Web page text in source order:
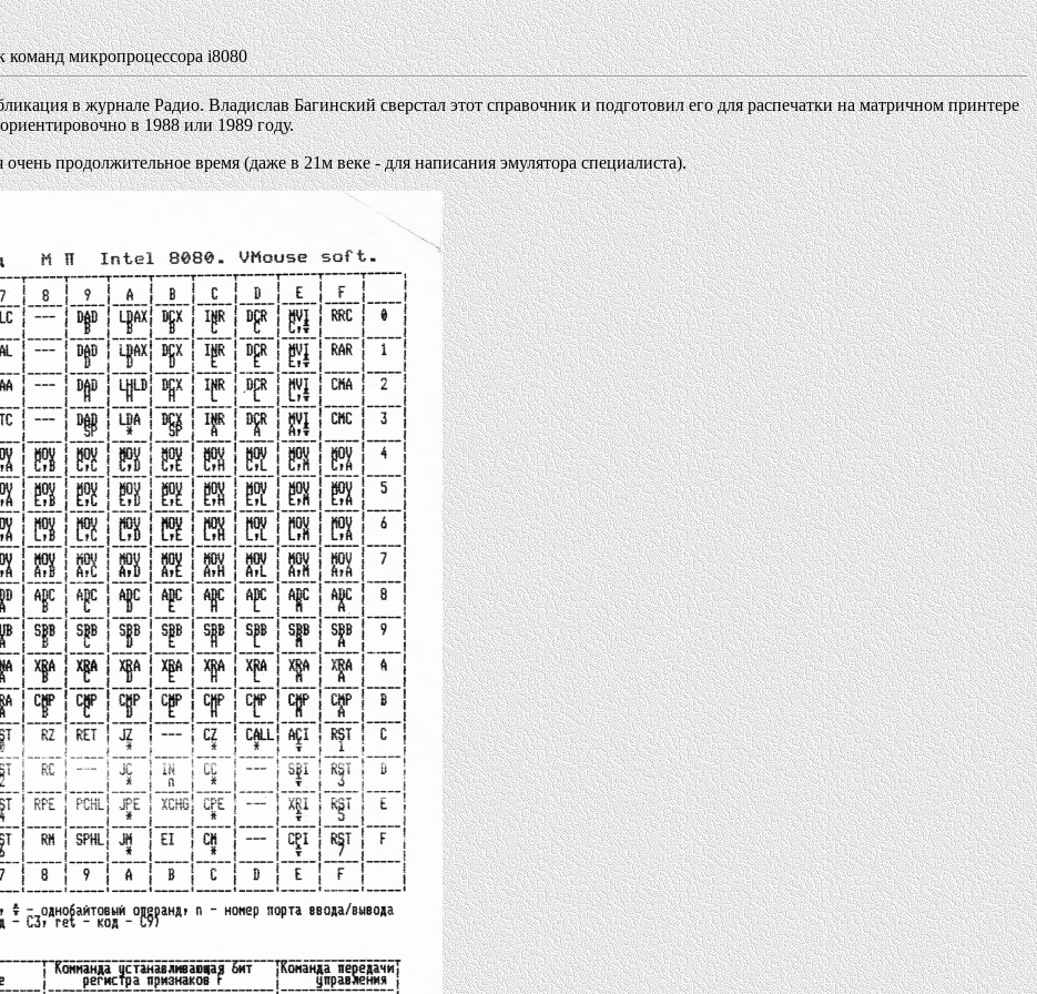
микропроцессора i8080
в журнале Радио. Владислав Багинский сверстал этот справочник и подготовил его для распечатки на матричном принтере
в 1988 или 1989 году.
продолжительное время (даже в 21м веке - для написания эмулятора специалиста).